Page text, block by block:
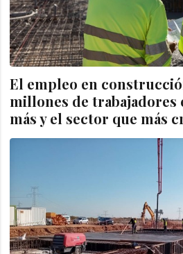
El empleo en
millones de trabajadores
más y el sector que más